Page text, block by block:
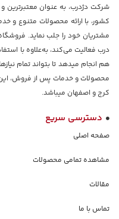
شرکت دژدرب، به عنوان معتبرترین
کشور، با ارائه محصولات متنوع و
مشتریان خود را جلب نماید.
درب فعالیت می‌کند، به‌علاوه با
هم انجام میدهد تا بتواند تمام
محصولات و خدمات پس از فروش،
کرج و اصفهان میباشد.
دسترسی سریع
صفحه اصلی
مشاهده تمامی محصولات
مقالات
تماس با ما